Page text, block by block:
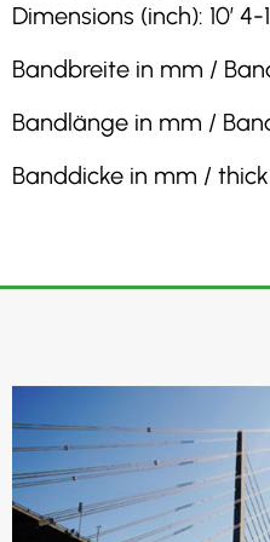
Dimensions (inch): 10′ 4-
Bandbreite in mm /
Bandlänge in mm /
Banddicke in mm /